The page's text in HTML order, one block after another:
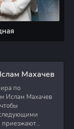
Махачев
по
Ислам Махачев
приезжают